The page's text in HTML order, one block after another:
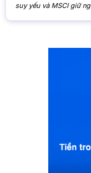
suy yếu và MSCI giữ